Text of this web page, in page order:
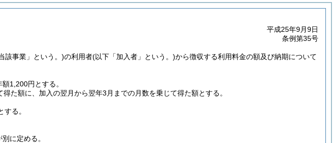
平成25年9月9日
条例第35号
該事業」という。)の利用者(以下「加入者」という。)から徴収する利用料金の額及び納期について
1,200円とする。
た額に、加入の翌月から翌年3月までの月数を乗じて得た額とする。
る。
に定める。